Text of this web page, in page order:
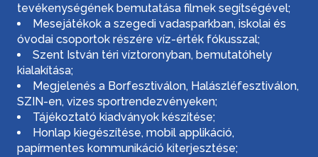
tevékenységének bemutatása filmek segítségével;
Mesejátékok a szegedi vadasparkban, iskolai és
óvodai csoportok részére víz-érték fókusszal;
Szent István téri víztoronyban, bemutatóhely
kialakítása;
Megjelenés a Borfesztiválon, Halászléfesztiválon,
SZIN-en, vizes sportrendezvényeken;
Tájékoztató kiadványok készítése;
Honlap kiegészítése, mobil applikáció,
papírmentes kommunikáció kiterjesztése;